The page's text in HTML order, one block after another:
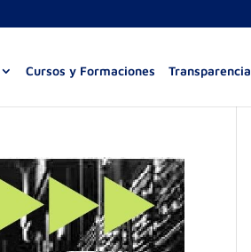
Cursos y Formaciones Transparencia